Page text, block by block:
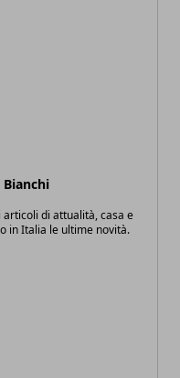
articoli di attualità, casa e
in Italia le ultime novità.